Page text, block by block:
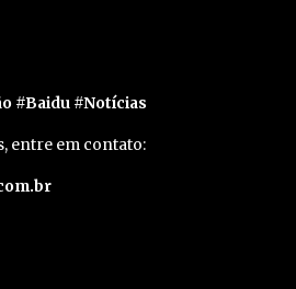
#Baidu #Notícias
entre em contato: